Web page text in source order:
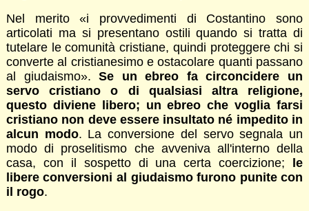
Nel merito «i provvedimenti di Costantino sono
articolati ma si presentano ostili quando si tratta di
tutelare le comunità cristiane, quindi proteggere chi si
converte al cristianesimo e ostacolare quanti passano
al giudaismo».Se un ebreo fa circoncidere un
servo cristiano o di qualsiasi altra religione,
questo diviene libero; un ebreo che voglia farsi
cristiano non deve essere insultato né impedito in
alcun modo. La conversione del servo segnala un
modo di proselitismo che avveniva all'interno della
casa, con il sospetto di una certa coercizione;
le
libere conversioni al giudaismo furono punite con
il rogo.